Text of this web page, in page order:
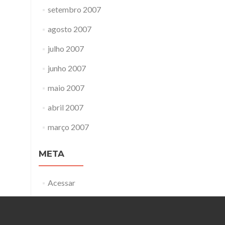
setembro 2007
agosto 2007
julho 2007
junho 2007
maio 2007
abril 2007
março 2007
META
Acessar